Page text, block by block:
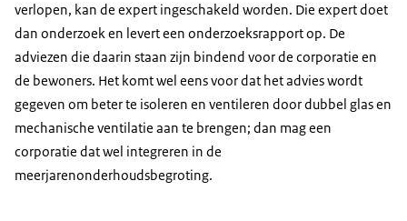
verlopen, kan de expert ingeschakeld worden. Die expert doet
dan onderzoek en levert een onderzoeksrapport op. De
adviezen die daarin staan zijn bindend voor de corporatie en
de bewoners. Het komt wel eens voor dat het advies wordt
gegeven om beter te isoleren en ventileren door dubbel glas en
mechanische ventilatie aan te brengen; dan mag een
corporatie dat wel integreren in de
meerjarenonderhoudsbegroting.